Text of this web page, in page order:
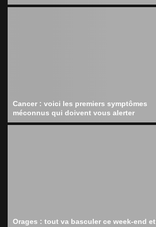
Cancer : voici les premiers symptômes
méconnus qui doivent vous alerter
Orages : tout va basculer ce week-end et